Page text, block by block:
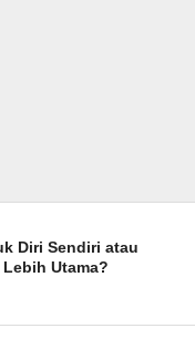
Diri Sendiri atau
Utama?